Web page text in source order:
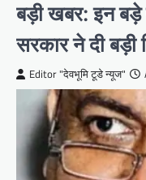
बड़ी खबर: इन बड़े
सरकार ने दी बड़ी
Editor "देवभूमि टूडे न्यूज"